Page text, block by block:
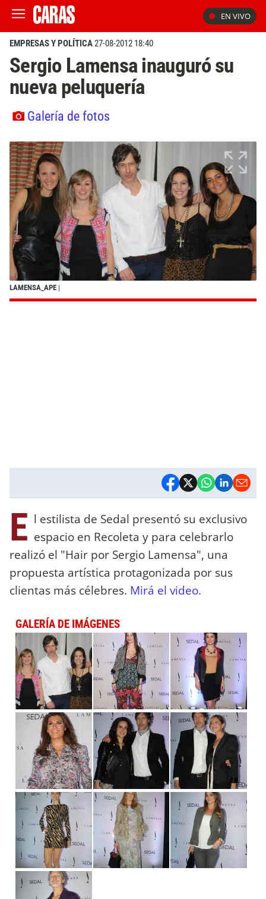
EN VIVO
EMPRESAS Y POLÍTICA27-08-2012 18:40
Sergio Lamensa inauguró su
nueva peluquería
Galería de fotos
LAMENSA_APE |
E l estilista de Sedal presentó su exclusivo
espacio en Recoleta y para celebrarlo
realizó el "Hair por Sergio Lamensa", una
propuesta artística protagonizada por sus
clientas más célebres. Mirá el video.
GALERÍA DE IMÁGENES